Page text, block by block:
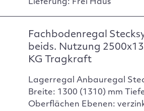
Lieferung: Frei Haus
Fachbodenregal
beids. Nutzung
KG Tragkraft
Lagerregal Anbauregal
Breite: 1300 (1310) mm
Oberflächen Ebenen: